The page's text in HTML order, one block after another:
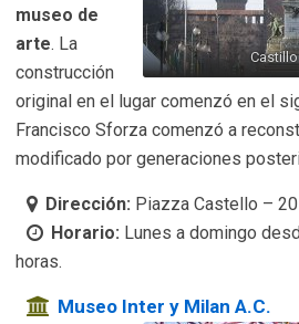
museo de
arte. La
construcción
original en el lugar comenzó en el
Francisco Sforza comenzó a
modificado por generaciones
Dirección: Piazza Castello –
Horario: Lunes a domingo
horas.
Museo Inter y Milan A.C.